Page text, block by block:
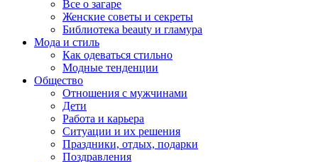
Все о загаре
Женские советы и секреты
Библиотека beauty и гламура
Мода и стиль
Как одеваться стильно
Модные тенденции
Общество
Отношения с мужчинами
Дети
Работа и карьера
Ситуации и их решения
Праздники, отдых, подарки
Поздравления